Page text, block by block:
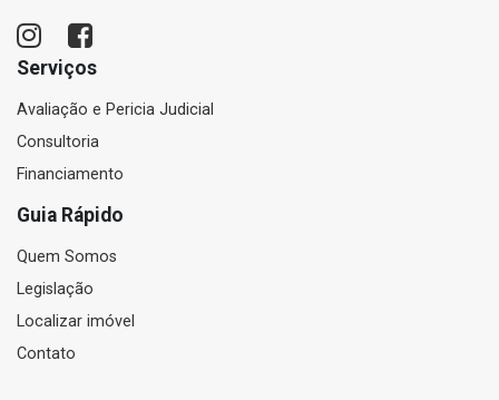
Serviços
Avaliação e Pericia Judicial
Consultoria
Financiamento
Guia Rápido
Quem Somos
Legislação
Localizar imóvel
Contato